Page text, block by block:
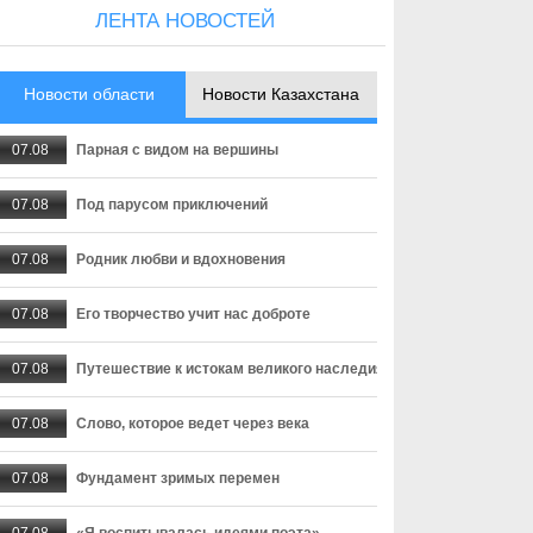
ЛЕНТА НОВОСТЕЙ
Новости области Новости Казахстана
07.08 Парная с видом на вершины
07.08 Под парусом приключений
07.08 Родник любви и вдохновения
07.08 Его творчество учит нас доброте
07.08 Путешествие к истокам великого наследия
07.08 Слово, которое ведет через века
07.08 Фундамент зримых перемен